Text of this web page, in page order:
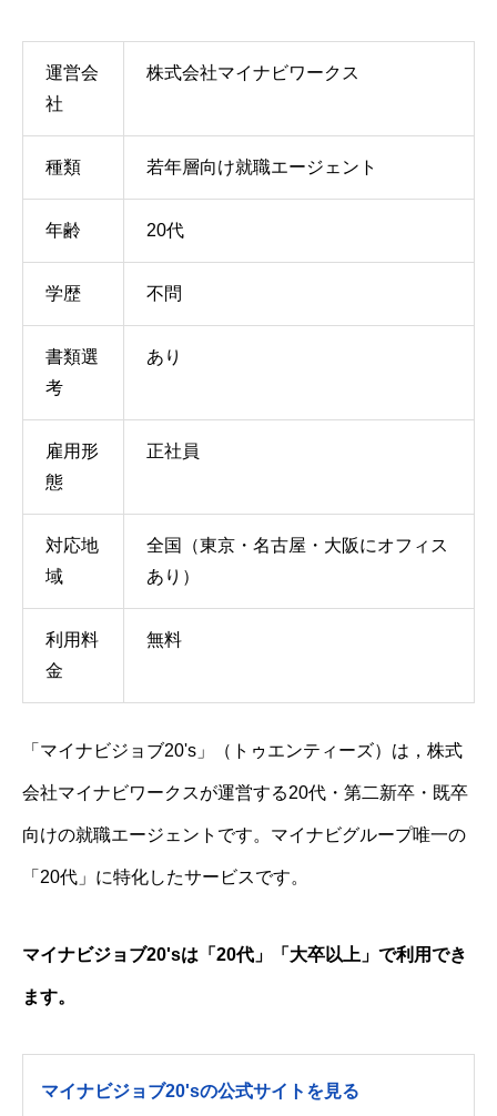
運営会
社
株式会社マイナビワークス
種類 若年層向け就職エージェント
年齢 20代
学歴 不問
書類選
考
あり
雇用形
態
正社員
対応地
域
全国（東京・名古屋・大阪にオフィス
あり）
利用料
金
無料
「マイナビジョブ20's」（トゥエンティーズ）は，株式
会社マイナビワークスが運営する20代・第二新卒・既卒
向けの就職エージェントです。マイナビグループ唯一の
「20代」に特化したサービスです。
マイナビジョブ20'sは「20代」「大卒以上」で利用でき
ます。
マイナビジョブ20'sの公式サイトを見る